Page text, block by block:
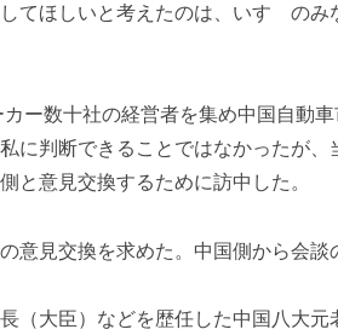
てほしいと考えたのは、いすゞの
ー数十社の経営者を集め中国自動
に判断できることではなかったが
と意見交換するために訪中した。
意見交換を求めた。中国側から会談
（大臣）などを歴任した中国八大